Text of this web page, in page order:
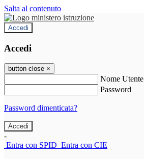
Salta al contenuto
Accedi
Accedi
button close ×
Nome Utente
Password
Password dimenticata?
-
Entra con SPID Entra con CIE